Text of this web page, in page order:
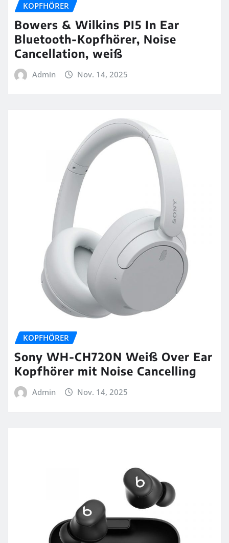
KOPFHÖRER
Bowers & Wilkins PI5 In Ear
Bluetooth-Kopfhörer, Noise
Cancellation, weiß
Admin Nov. 14, 2025
KOPFHÖRER
Sony WH-CH720N Weiß Over Ear
Kopfhörer mit Noise Cancelling
Admin Nov. 14, 2025